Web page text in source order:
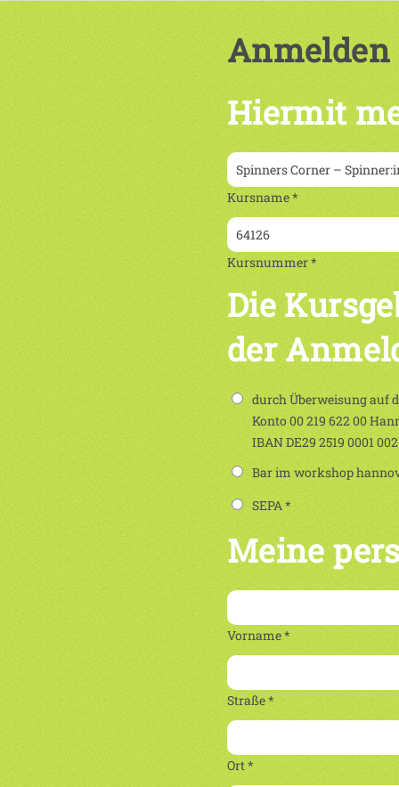
Anmelden
Hiermit
Kursname *
Kursnummer *
Die
der
durch Überweisung auf
Konto 00 219 622 00
IBAN DE29 2519 0001
Bar im workshop
SEPA *
Meine
Vorname *
Straße *
Ort *